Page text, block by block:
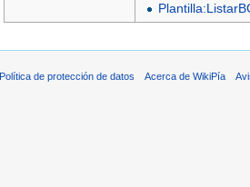
Política de protección de datos Acerca de WikiPía